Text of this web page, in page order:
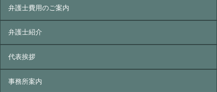
弁護士費用のご案内
弁護士紹介
代表挨拶
事務所案内